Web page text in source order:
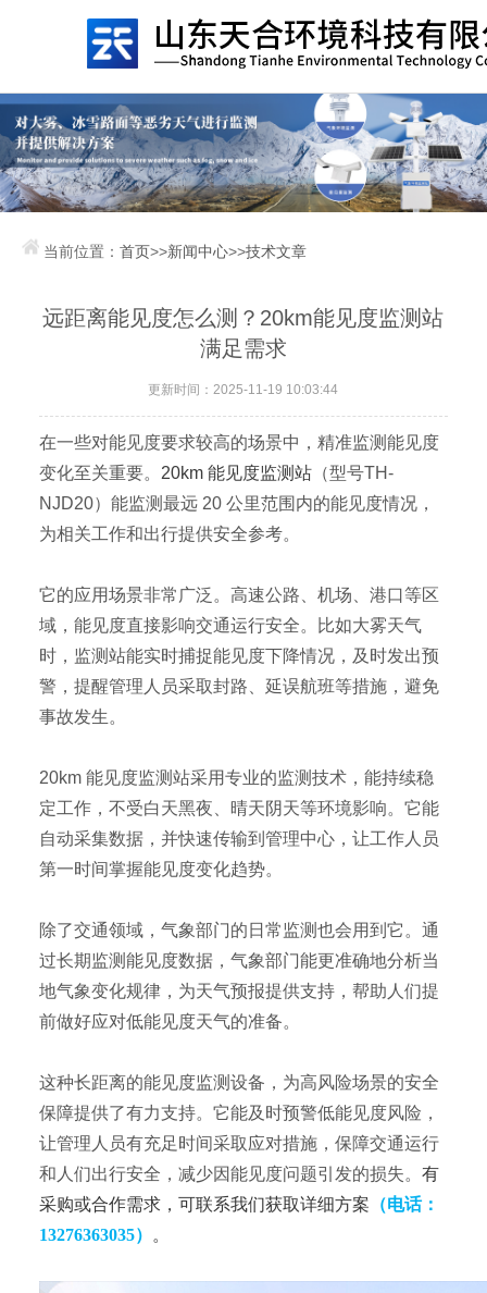
当前位置：首页>>新闻中心>>技术文章
远距离能见度怎么测？20km能见度监测站
满足需求
更新时间：2025-11-19 10:03:44
在一些对能见度要求较高的场景中，精准监测能见度
变化至关重要。 20km 能见度监测站 （型号TH-
NJD20）能监测最远 20 公里范围内的能见度情况，
为相关工作和出行提供安全参考。
它的应用场景非常广泛。高速公路、机场、港口等区
域，能见度直接影响交通运行安全。比如大雾天气
时，监测站能实时捕捉能见度下降情况，及时发出预
警，提醒管理人员采取封路、延误航班等措施，避免
事故发生。
20km 能见度监测站采用专业的监测技术，能持续稳
定工作，不受白天黑夜、晴天阴天等环境影响。它能
自动采集数据，并快速传输到管理中心，让工作人员
第一时间掌握能见度变化趋势。
除了交通领域，气象部门的日常监测也会用到它。通
过长期监测能见度数据，气象部门能更准确地分析当
地气象变化规律，为天气预报提供支持，帮助人们提
前做好应对低能见度天气的准备。
这种长距离的能见度监测设备，为高风险场景的安全
保障提供了有力支持。它能及时预警低能见度风险，
让管理人员有充足时间采取应对措施，保障交通运行
和人们出行安全，减少因能见度问题引发的损失。有
采购或合作需求，可联系我们获取详细方案 （电话：
13276363035） 。